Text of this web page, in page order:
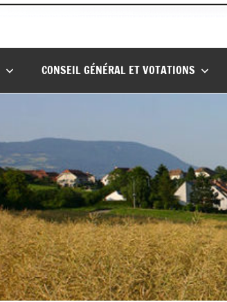
CONSEIL GÉNÉRAL ET VOTATIONS